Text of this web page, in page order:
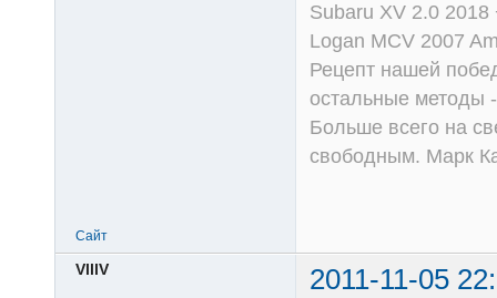
Subaru XV 2.0 2018
Logan MCV 2007
Рецепт нашей
остальные методы
Больше всего на
свободным. Марк
Сайт
VlllV
2011-11-05